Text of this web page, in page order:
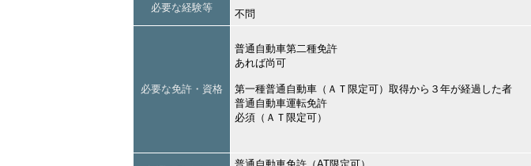
必要な経験等
不問
必要な免許・資格
普通自動車第二種免許
あれば尚可
第一種普通自動車（ＡＴ限定可）取得から３年が経過した者
普通自動車運転免許
必須（ＡＴ限定可）